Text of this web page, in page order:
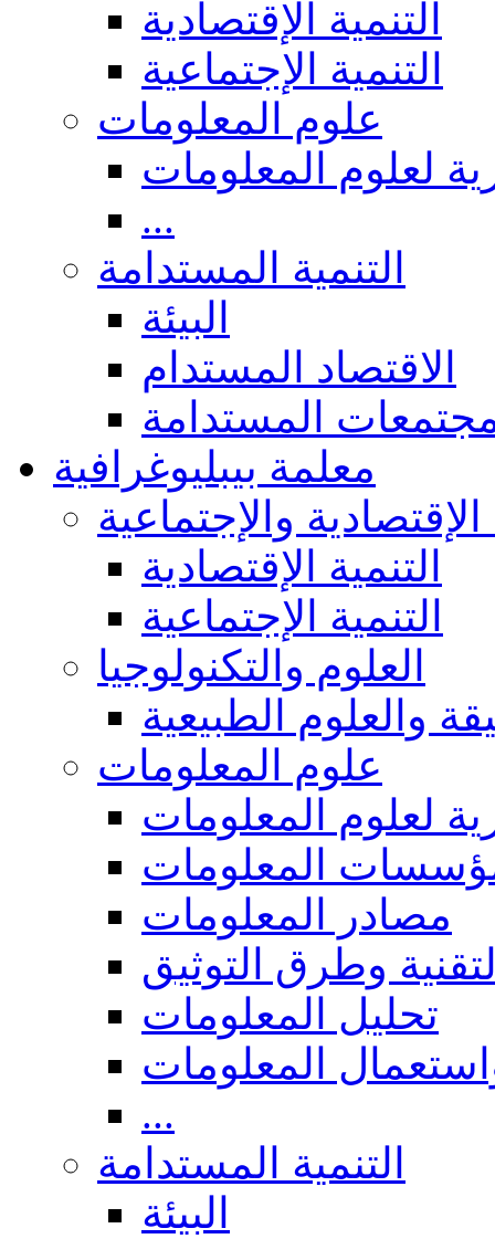
التنمية الإقتصادية
التنمية الإجتماعية
علوم المعلومات
لعلوم المعلومات
...
التنمية المستدامة
البيئة
الاقتصاد المستدام
المستدامة
معلمة بيبليوغرافية
الإقتصادية والإجتماعية
التنمية الإقتصادية
التنمية الإجتماعية
العلوم والتكنولوجيا
والعلوم الطبيعية
علوم المعلومات
لعلوم المعلومات
المعلومات
مصادر المعلومات
وطرق التوثيق
تحليل المعلومات
المعلومات
...
التنمية المستدامة
البيئة